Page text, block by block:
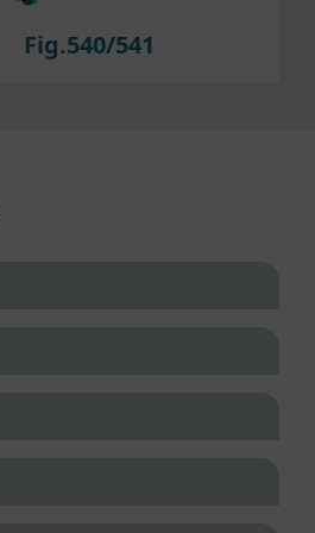
Fig.540/541